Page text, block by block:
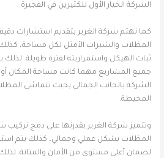
الشركة الخيار الأول للكثيرين في الفجيرة.
كما تهتم شركة الغرير بتقديم استشارات
المظلات والشبرات الأمثل لكل مساحة،
ثبات الهيكل واستمراريته لفترة طويلة. لذلك
جميع المشاريع مهما كانت مساحة المكان
الشركة بالجانب الجمالي بحيث تتماشى
المحيطة.
وتتميز شركة الغرير بقدرتها على دمج تركيب
المظلات بشكل عملي وجمالي، كذلك يتم
لضمان أعلى مستوى من الأمان والمتانة.